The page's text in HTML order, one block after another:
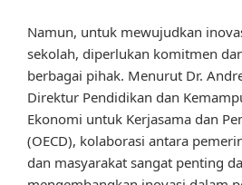
Namun, untuk mewujudkan
sekolah, diperlukan komitmen
berbagai pihak. Menurut Dr.
Direktur Pendidikan dan
Ekonomi untuk Kerjasama dan
(OECD), kolaborasi antara
dan masyarakat sangat penting